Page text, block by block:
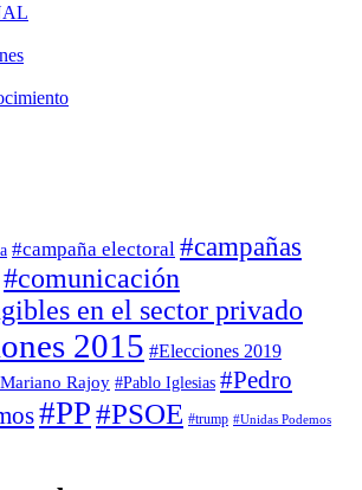
#campaña electoral #campañas
#comunicación
en el sector privado
2015 #Elecciones 2019
Rajoy #Pablo Iglesias #Pedro
#PP#PSOE #trump #Unidas Podemos